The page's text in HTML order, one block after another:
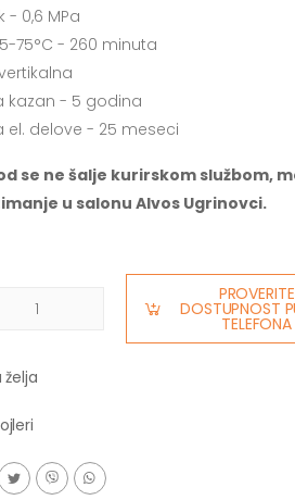
- 0,6 MPa
75°C - 260 minuta
kazan - 5 godina
el. delove - 25 meseci
se ne šalje kurirskom službom,
u salonu Alvos Ugrinovci.
PROVERITE
DOSTUPNOST
TELEFONA